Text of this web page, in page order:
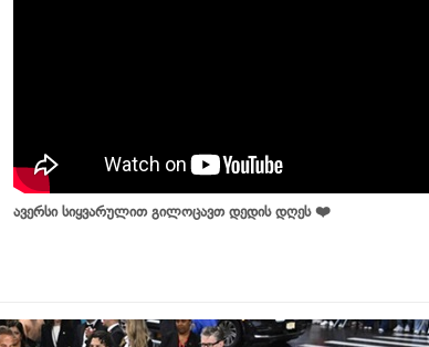
ავერსი სიყვარულით გილოცავთ დედის დღეს ❤️